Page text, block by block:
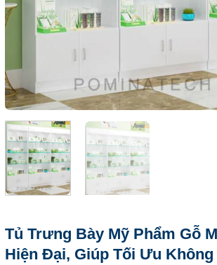
Tủ Trưng Bày Mỹ Phẩm Gỗ
Hiện Đại, Giúp Tối Ưu